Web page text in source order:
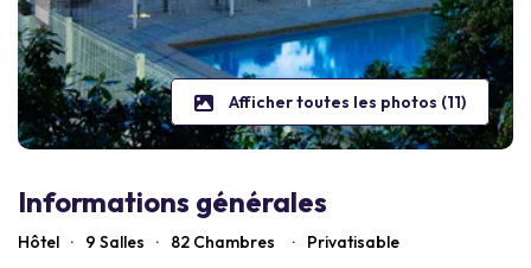
Afficher toutes les photos (11)
Informations générales
Hôtel · 9 Salles · 82 Chambres · Privatisable